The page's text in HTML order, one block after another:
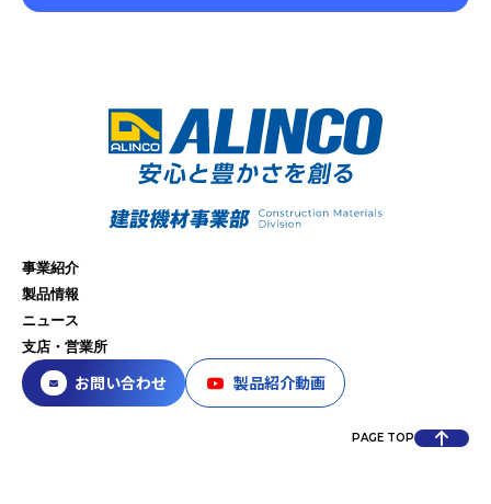
事業紹介
製品情報
ニュース
支店・営業所
お問い合わせ 製品紹介動画
PAGE TOP